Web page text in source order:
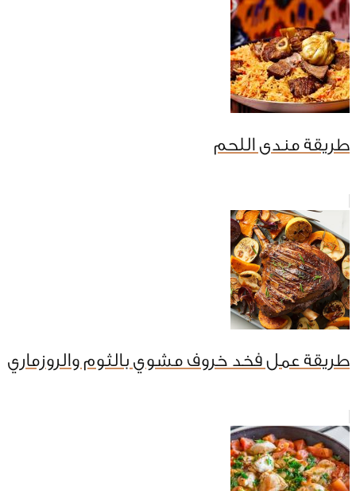
طريقة مندى اللحم
طريقة عمل فخد خروف مشوي بالثوم والروزماري